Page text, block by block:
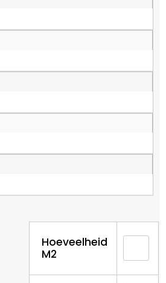
Hoeveelheid
M2